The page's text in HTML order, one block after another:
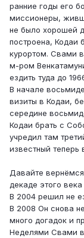
ранние годы его
миссионеры,
не было хорошей
построена, Кодаи
курортом. Свами
м-ром
ездить туда до
В начале
визиты в Кодаи,
середине
Кодаи брать с
учредил там
известный
Давайте
декаде этого
В 2004 решил не
В 2008 Он снова
много догадок и
Неделями Свами